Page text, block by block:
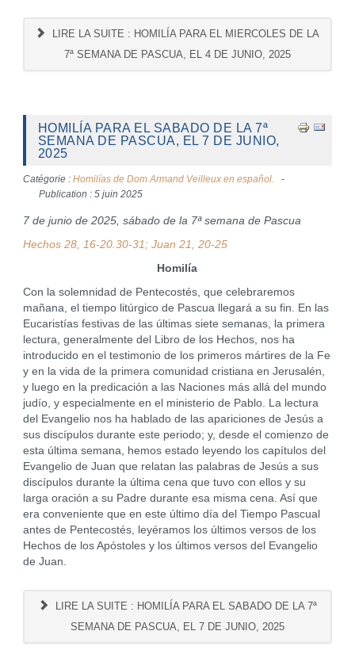
LIRE LA SUITE : HOMILÍA PARA EL MIERCOLES DE LA
7ª SEMANA DE PASCUA, EL 4 DE JUNIO, 2025
HOMILÍA PARA EL SABADO DE LA 7ª
SEMANA DE PASCUA, EL 7 DE JUNIO,
2025
Catégorie : Homilías de Dom Armand Veilleux en español.
Publication : 5 juin 2025
7 de junio de 2025, sábado de la 7ª semana de Pascua
Hechos 28, 16-20.30-31; Juan 21, 20-25
Homilía
Con la solemnidad de Pentecostés, que celebraremos
mañana, el tiempo litúrgico de Pascua llegará a su fin. En las
Eucaristías festivas de las últimas siete semanas, la primera
lectura, generalmente del Libro de los Hechos, nos ha
introducido en el testimonio de los primeros mártires de la Fe
y en la vida de la primera comunidad cristiana en Jerusalén,
y luego en la predicación a las Naciones más allá del mundo
judío, y especialmente en el ministerio de Pablo. La lectura
del Evangelio nos ha hablado de las apariciones de Jesús a
sus discípulos durante este periodo; y, desde el comienzo de
esta última semana, hemos estado leyendo los capítulos del
Evangelio de Juan que relatan las palabras de Jesús a sus
discípulos durante la última cena que tuvo con ellos y su
larga oración a su Padre durante esa misma cena. Así que
era conveniente que en este último día del Tiempo Pascual
antes de Pentecostés, leyéramos los últimos versos de los
Hechos de los Apóstoles y los últimos versos del Evangelio
de Juan.
LIRE LA SUITE : HOMILÍA PARA EL SABADO DE LA 7ª
SEMANA DE PASCUA, EL 7 DE JUNIO, 2025